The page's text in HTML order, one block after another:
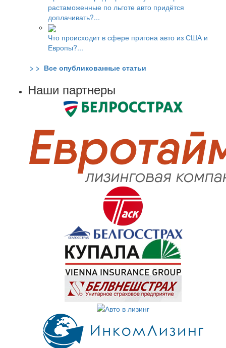
растаможенные по льготе авто придётся
доплачивать?...
Что происходит в сфере пригона авто из США и
Европы?...
> > Все опубликованные статьи
Наши партнеры